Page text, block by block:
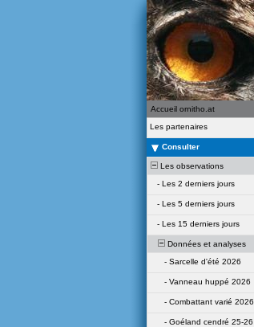
Accueil ornitho.at
Les partenaires
Consulter
Les observations
- Les 2 derniers jours
- Les 5 derniers jours
- Les 15 derniers jours
Données et analyses
- Sarcelle d'été 2026
- Vanneau huppé 2026
- Combattant varié 2026
- Goéland cendré 25-26